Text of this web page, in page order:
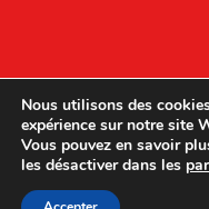
Nous utilisons des
expérience sur notre site
Vous pouvez en savoir
les désactiver dans les